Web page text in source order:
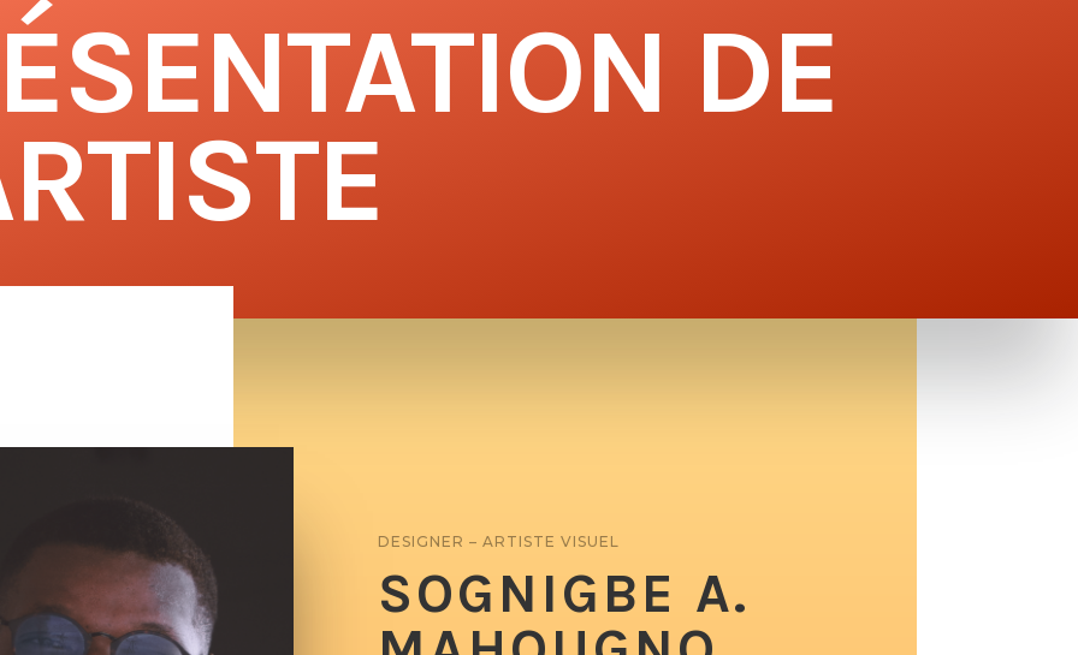
DE
DESIGNER – ARTISTE VISUEL
SOGNIGBE A.